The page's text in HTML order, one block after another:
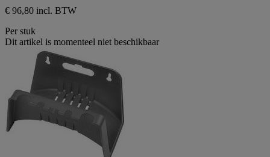
€ 96,80 incl. BTW
Per stuk
Dit artikel is momenteel niet beschikbaar